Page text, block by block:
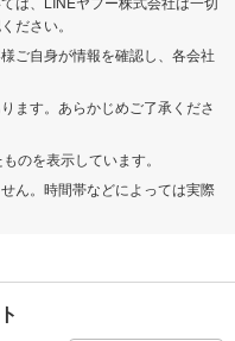
ださい。
ご自身が情報を確認し、各会社
ます。あらかじめご了承くださ
のを表示しています。
ん。時間帯などによっては実際